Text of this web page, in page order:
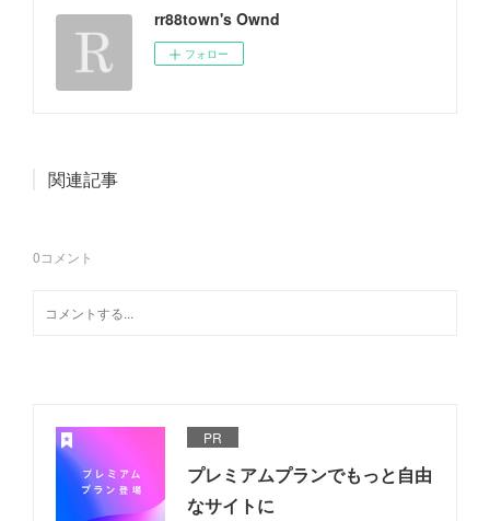
rr88town's Ownd
フォロー
関連記事
0コメント
PR
プレミアムプランでもっと自由
なサイトに